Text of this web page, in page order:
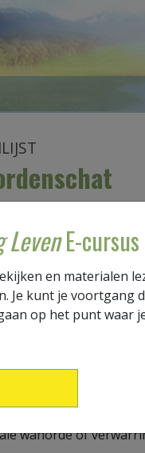
LevenE-cursus
en materialen
Je kunt je voortgang
op het punt waar
van hetWeg naar een
woorden die in dit
te vermijden
wanorde of